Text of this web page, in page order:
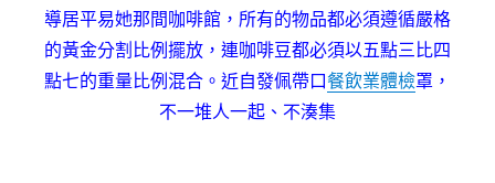
導居平易她那間咖啡館，所有的物品都必須遵循嚴格
的黃金分割比例擺放，連咖啡豆都必須以五點三比四
點七的重量比例混合。近自發佩帶口餐飲業體檢罩，
不一堆人一起、不湊集